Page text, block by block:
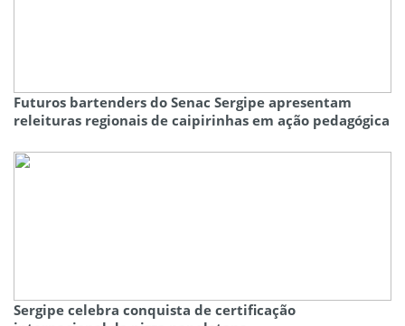
Futuros bartenders do Senac Sergipe apresentam
releituras regionais de caipirinhas em ação pedagógica
Sergipe celebra conquista de certificação